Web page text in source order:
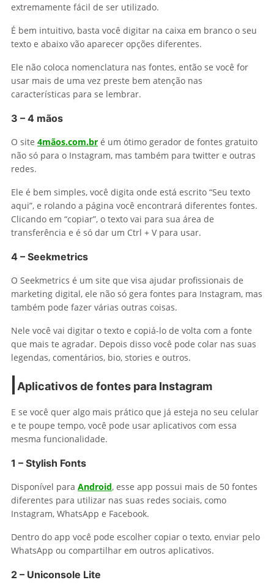
extremamente fácil de ser utilizado.
É bem intuitivo, basta você digitar na caixa em branco o seu
texto e abaixo vão aparecer opções diferentes.
Ele não coloca nomenclatura nas fontes, então se você for
usar mais de uma vez preste bem atenção nas
características para se lembrar.
3 – 4 mãos
O site 4mãos.com.br é um ótimo gerador de fontes gratuito
não só para o Instagram, mas também para twitter e outras
redes.
Ele é bem simples, você digita onde está escrito “Seu texto
aqui”, e rolando a página você encontrará diferentes fontes.
Clicando em “copiar”, o texto vai para sua área de
transferência e é só dar um Ctrl + V para usar.
4 – Seekmetrics
O Seekmetrics é um site que visa ajudar profissionais de
marketing digital, ele não só gera fontes para Instagram, mas
também pode fazer várias outras coisas.
Nele você vai digitar o texto e copiá-lo de volta com a fonte
que mais te agradar. Depois disso você pode colar nas suas
legendas, comentários, bio, stories e outros.
Aplicativos de fontes para Instagram
E se você quer algo mais prático que já esteja no seu celular
e te poupe tempo, você pode usar aplicativos com essa
mesma funcionalidade.
1 – Stylish Fonts
Disponível para Android, esse app possui mais de 50 fontes
diferentes para utilizar nas suas redes sociais, como
Instagram, WhatsApp e Facebook.
Dentro do app você pode escolher copiar o texto, enviar pelo
WhatsApp ou compartilhar em outros aplicativos.
2 – Uniconsole Lite